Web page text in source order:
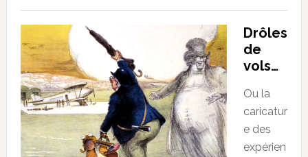
Drôles
de
vols…
Ou la
caricatur
e des
expérien